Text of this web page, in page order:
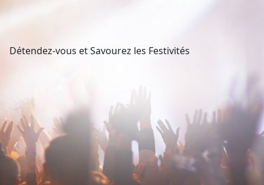
Détendez-vous et Savourez les Festivités